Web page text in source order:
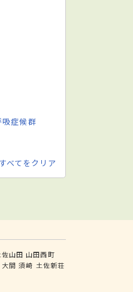
症候群
すべてをクリア
佐山田 山田西町
大間 須崎 土佐新荘